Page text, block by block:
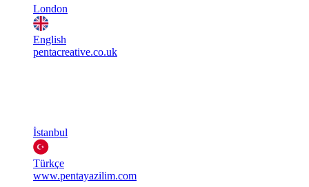
London
English
pentacreative.co.uk
İstanbul
Türkçe
www.pentayazilim.com